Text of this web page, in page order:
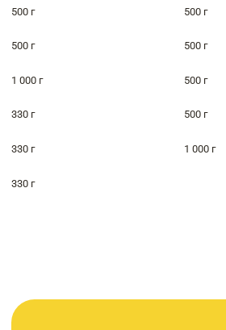
500 г 500 г
500 г 500 г
1 000 г 500 г
330 г 500 г
330 г 1 000 г
330 г